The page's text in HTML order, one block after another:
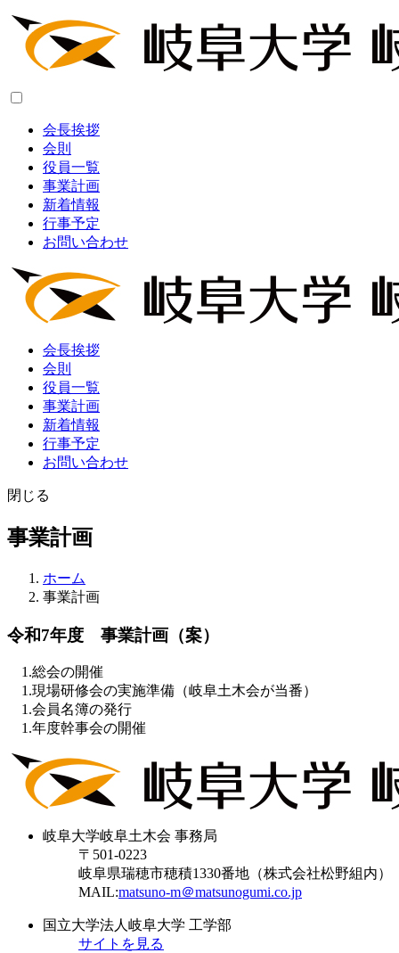
会長挨拶
会則
役員一覧
事業計画
新着情報
行事予定
お問い合わせ
会長挨拶
会則
役員一覧
事業計画
新着情報
行事予定
お問い合わせ
閉じる
事業計画
ホーム
事業計画
令和7年度 事業計画（案）
1.総会の開催
1.現場研修会の実施準備（岐阜土木会が当番）
1.会員名簿の発行
1.年度幹事会の開催
岐阜大学岐阜土木会 事務局
〒501-0223
岐阜県瑞穂市穂積1330番地（株式会社松野組内）
MAIL:matsuno-m＠matsunogumi.co.jp
国立大学法人岐阜大学 工学部
サイトを見る